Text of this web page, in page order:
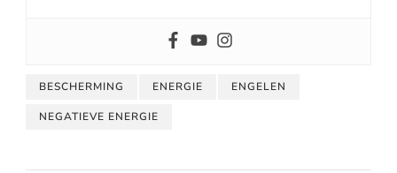
BESCHERMING ENERGIE ENGELEN
NEGATIEVE ENERGIE